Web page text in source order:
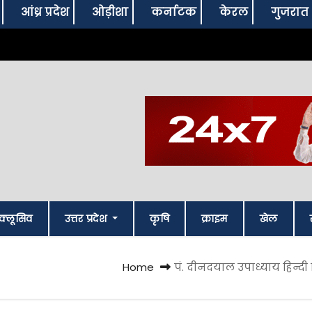
आंध्र प्रदेश ओड़ीशा कर्नाटक केरल
गुजरात
उत्तर प्रदेश कृषि क्राइम खेल
Home पं. दीनदयाल उपाध्याय